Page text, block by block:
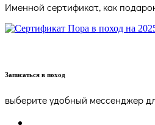
Именной сертификат, как
Записаться в поход
выберите удобный мессенджер